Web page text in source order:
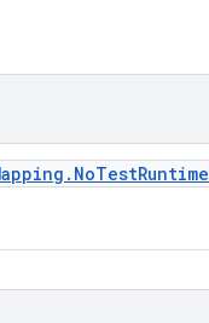
. NoTestRuntime